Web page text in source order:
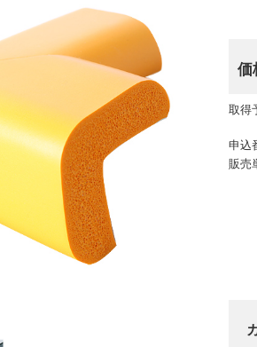
価
取得
申込
販売